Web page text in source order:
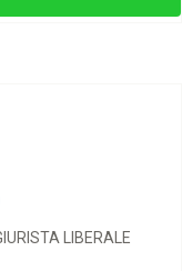
LIBERALE